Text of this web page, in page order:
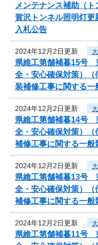
メンテナンス補助（
賀沢トンネル照明灯
入札公告
2024年12月2日更新
県維工第舗補暮15号
全・安心確保対策）
装補修工事に関する一
2024年12月2日更新
県維工第舗補暮14号
全・安心確保対策）
補修工事に関する一般
2024年12月2日更新
県維工第舗補暮13号
全・安心確保対策）
補修工事に関する一般
2024年12月2日更新
県維工第舗補暮11号